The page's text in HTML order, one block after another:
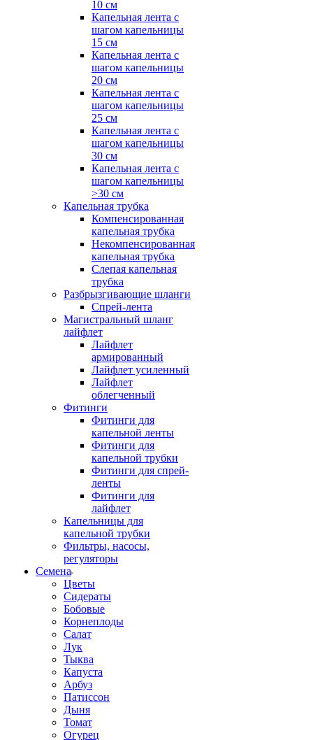
10 см
Капельная лента с
шагом капельницы
15 см
Капельная лента с
шагом капельницы
20 см
Капельная лента с
шагом капельницы
25 см
Капельная лента с
шагом капельницы
30 см
Капельная лента с
шагом капельницы
>30 см
Капельная трубка
Компенсированная
капельная трубка
Некомпенсированная
капельная трубка
Слепая капельная
трубка
Разбрызгивающие шланги
Спрей-лента
Магистральный шланг
лайфлет
Лайфлет
армированный
Лайфлет усиленный
Лайфлет
облегченный
Фитинги
Фитинги для
капельной ленты
Фитинги для
капельной трубки
Фитинги для спрей-
ленты
Фитинги для
лайфлет
Капельницы для
капельной трубки
Фильтры, насосы,
регуляторы
Семена
Цветы
Сидераты
Бобовые
Корнеплоды
Салат
Лук
Тыква
Капуста
Арбуз
Патиссон
Дыня
Томат
Огурец